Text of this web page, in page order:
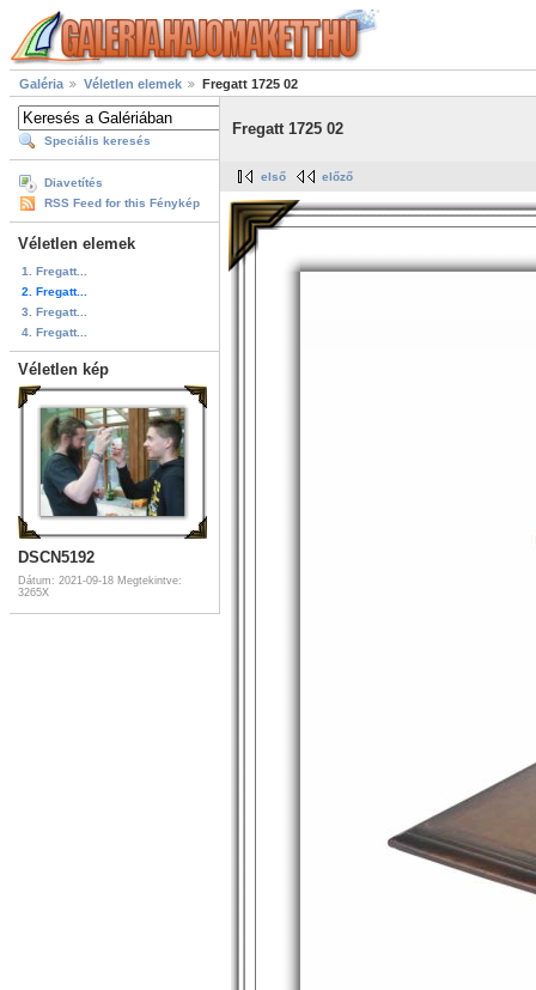
Galéria Véletlen elemek Fregatt 1725 02
Speciális keresés
Diavetítés
RSS Feed for this Fénykép
Véletlen elemek
1. Fregatt...
2. Fregatt...
3. Fregatt...
4. Fregatt...
Véletlen kép
DSCN5192
Dátum: 2021-09-18 Megtekintve:
3265X
Fregatt 1725 02
első előző